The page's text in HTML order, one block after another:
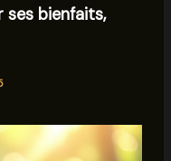
bienfaits,